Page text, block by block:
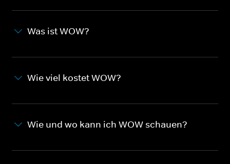
Was ist WOW?
Wie viel kostet WOW?
Wie und wo kann ich WOW schauen?